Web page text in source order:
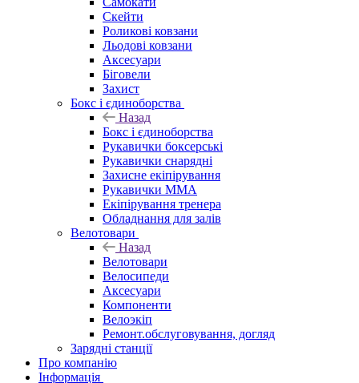
Скейти
Роликові ковзани
Льодові ковзани
Аксесуари
Біговели
Захист
Бокс і єдиноборства
Назад
Бокс і єдиноборства
Рукавички боксерські
Рукавички снарядні
Захисне екіпірування
Рукавички ММА
Екіпірування тренера
Обладнання для залів
Велотовари
Назад
Велотовари
Велосипеди
Аксесуари
Компоненти
Велоэкіп
Ремонт.обслуговування, догляд
Зарядні станції
Про компанію
Інформація